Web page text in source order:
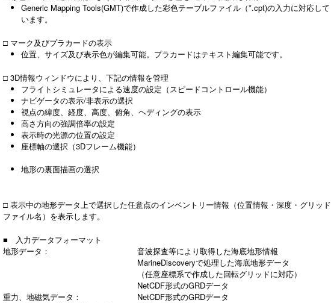
Generic Mapping Tools(GMT)で作成した彩色テーブルファイル（*.cpt)の入力に対応して
います。
□ マーク及びプラカードの表示
位置、サイズ及び表示色が編集可能。プラカードはテキスト編集可能です。
□ 3D情報ウィンドウにより、下記の情報を管理
フライトシミュレータによる速度の設定（スピードコントロール機能）
ナビゲータの表示/非表示の選択
視点の緯度、経度、高度、俯角、ヘディングの表示
高さ方向の強調倍率の設定
表示時の光源の位置の設定
座標軸の選択（3Dフレーム機能）
地形の裏面描画の選択
□ 表示中の地形データ上で選択した任意点のインベントリー情報（位置情報・深度・グリッド
ファイル名）を表示します。
■ 入力データフォーマット
地形データ：
音波探査等により取得した海底地形情報
MarineDiscoveryで処理した海底地形データ
（任意座標系で作成した回転グリッドに対応）
NetCDF形式のGRDデータ
重力、地磁気データ：
NetCDF形式のGRDデータ